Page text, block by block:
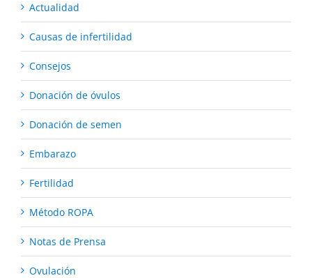
Actualidad
Causas de infertilidad
Consejos
Donación de óvulos
Donación de semen
Embarazo
Fertilidad
Método ROPA
Notas de Prensa
Ovulación